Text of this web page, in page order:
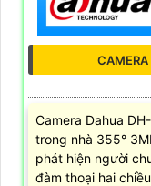
Camera Dahua
trong nhà 355°
phát hiện người
đàm thoại hai